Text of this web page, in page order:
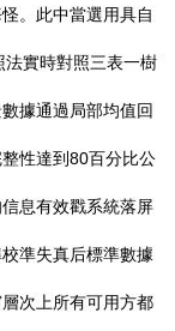
。此中當選用具自
實時對照三表一樹
據通過局部均值回
性達到80百分比公
息有效戳系統落屏
準失真后標準數據
次上所有可用方都